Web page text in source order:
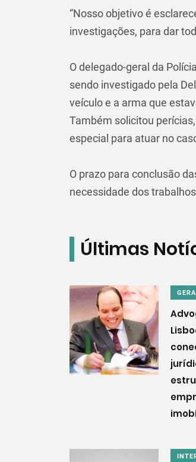
“Nosso objetivo é
investigações, para dar
O delegado-geral da
sendo investigado pela
veículo e a arma que
Também solicitou
especial para atuar no
O prazo para conclusão
necessidade dos
Últimas